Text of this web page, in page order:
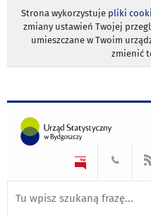
Strona wykorzystuje pliki
zmiany ustawień Twojej
umieszczane w Twoim
zmienić